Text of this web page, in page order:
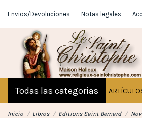
Envios/Devoluciones Notas legales
Todas las categorias
Inicio Libros Editions Saint Bernard